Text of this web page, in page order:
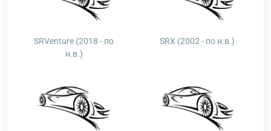
SRVenture (2018 - по
н.в.)
SRX (2002 - по н.в.)